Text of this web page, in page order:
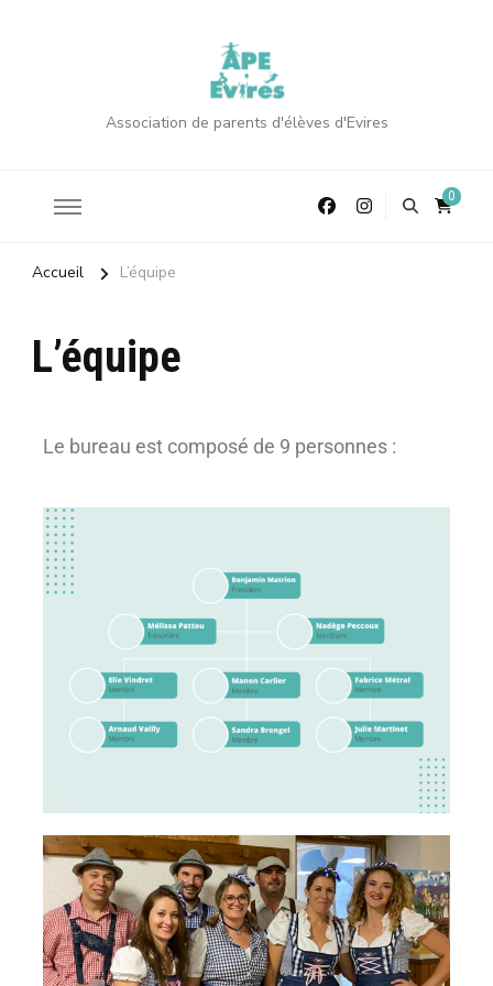
Association de parents d'élèves d'Evires
0
Accueil L’équipe
L’équipe
Le bureau est composé de 9 personnes :